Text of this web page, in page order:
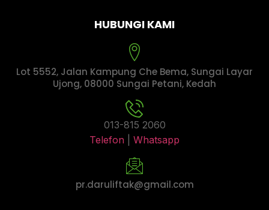
HUBUNGI KAMI
Lot 5552, Jalan Kampung Che Bema, Sungai Layar
Ujong, 08000 Sungai Petani, Kedah
013-815 2060
Telefon
Whatsapp
pr.daruliftak@gmail.com